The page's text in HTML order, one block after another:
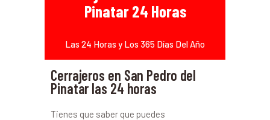
Pinatar 24 Horas
Las 24 Horas y Los 365 Días Del Año
Cerrajeros en San Pedro del
Pinatar las 24 horas
Tienes que saber que puedes